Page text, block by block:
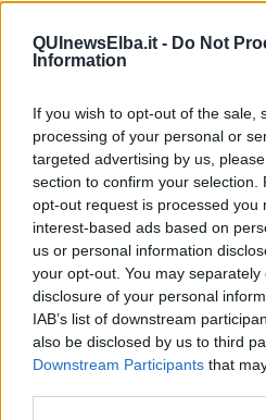
QUInewsElba.it - Do Not
Information
If you wish to opt-out of the sale,
processing of your personal or
targeted advertising by us,
section to confirm your selection.
opt-out request is processed you
interest-based ads based on
us or personal information
your opt-out. You may
disclosure of your personal
IAB’s list of downstream
also be disclosed by us to third
Downstream Participants that
Fabrizio
"Si indigna, prende il telefono,
vengano sistemate. - prosegue Ania
persone e apprende ciò che
regolamento e nessun ufficio
persone. Un sindaco parla più
Ama il "noi" più dell'"io".
Sa ascoltare le critiche e non
diversamente. Allarga gli spazi della
non ne restringe l'accesso. Difende
beni comuni, a partire dal pieno
"Nella sua ultima intervista, Marco
riqualificazione del borgo di Rio